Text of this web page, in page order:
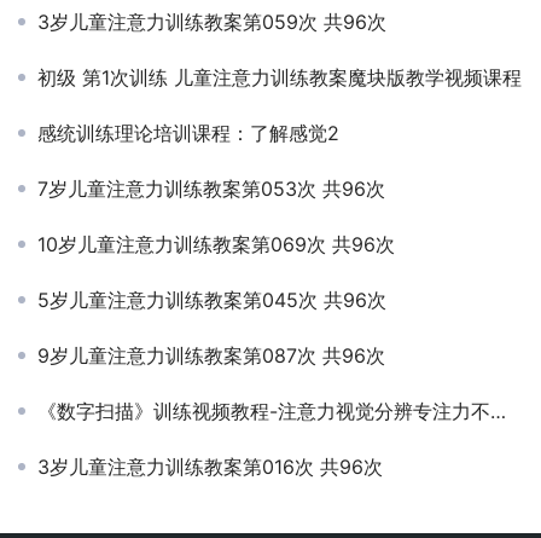
3岁儿童注意力训练教案第059次 共96次
初级 第1次训练 儿童注意力训练教案魔块版教学视频课程
感统训练理论培训课程：了解感觉2
7岁儿童注意力训练教案第053次 共96次
10岁儿童注意力训练教案第069次 共96次
5岁儿童注意力训练教案第045次 共96次
9岁儿童注意力训练教案第087次 共96次
《数字扫描》训练视频教程-注意力视觉分辨专注力不集中
3岁儿童注意力训练教案第016次 共96次